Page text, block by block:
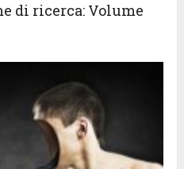
di ricerca: Volume